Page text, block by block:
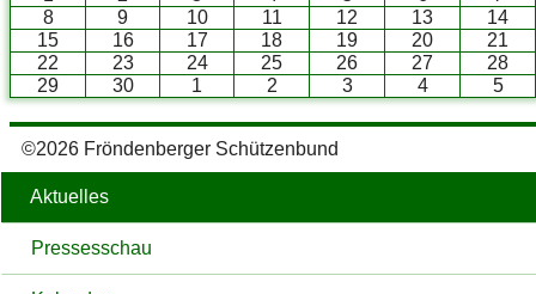
Aktuelles
Pressesschau
8
9 10 11 12 13
14
15
16 17 18 19 20
21
22
23 24 25 26 27
28
29
30 1 2 3 4 5
©2026 Fröndenberger Schützenbund